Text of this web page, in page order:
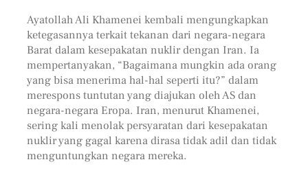
Ayatollah Ali Khamenei kembali mengungkapkan
ketegasannya terkait tekanan dari negara-negara
Barat dalam kesepakatan nuklir dengan Iran. Ia
mempertanyakan, “Bagaimana mungkin ada orang
yang bisa menerima hal-hal seperti itu?” dalam
merespons tuntutan yang diajukan oleh AS dan
negara-negara Eropa. Iran, menurut Khamenei,
sering kali menolak persyaratan dari kesepakatan
nuklir yang gagal karena dirasa tidak adil dan tidak
menguntungkan negara mereka.